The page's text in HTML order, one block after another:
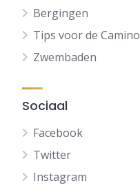
Bergingen
Tips voor de Camino
Zwembaden
Sociaal
Facebook
Twitter
Instagram